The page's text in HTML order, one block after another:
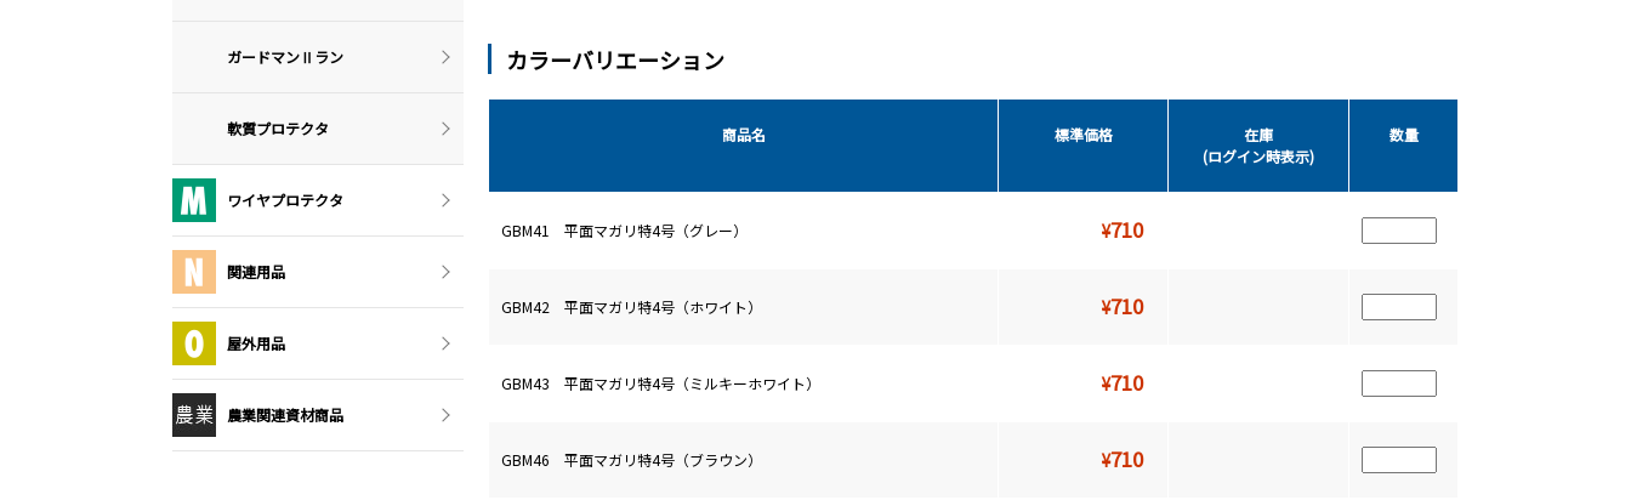
カラーバリエーション
商品名 標準価格
在庫
(ログイン時表示)
数量
GBM41 平面マガリ特4号（グレー） ¥710
GBM42 平面マガリ特4号（ホワイト） ¥710
GBM43 平面マガリ特4号（ミルキーホワイト） ¥710
GBM46 平面マガリ特4号（ブラウン） ¥710
ガードマンⅡラン
軟質プロテクタ
ワイヤプロテクタ
関連用品
屋外用品
農業関連資材商品